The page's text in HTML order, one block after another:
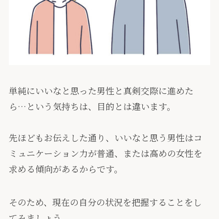
単純にいいなと思った男性と真剣交際に進めた
ら…という気持ちは、目的とは違います。
先ほどもお伝えした通り、いいなと思う男性はコ
ミュニケーション力が普通、または高めの女性を
求める傾向があるからです。
そのため、現在の自分の状況を把握することをし